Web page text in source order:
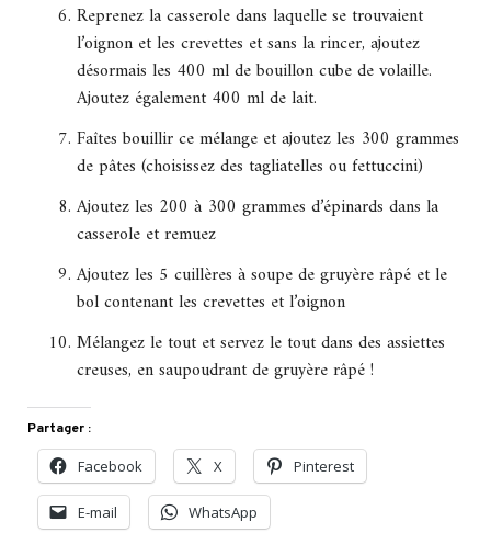
Reprenez la casserole dans laquelle se trouvaient
l’oignon et les crevettes et sans la rincer, ajoutez
désormais les 400 ml de bouillon cube de volaille.
Ajoutez également 400 ml de lait.
Faîtes bouillir ce mélange et ajoutez les 300 grammes
de pâtes (choisissez des tagliatelles ou fettuccini)
Ajoutez les 200 à 300 grammes d’épinards dans la
casserole et remuez
Ajoutez les 5 cuillères à soupe de gruyère râpé et le
bol contenant les crevettes et l’oignon
Mélangez le tout et servez le tout dans des assiettes
creuses, en saupoudrant de gruyère râpé !
Partager :
Facebook X Pinterest
E-mail WhatsApp